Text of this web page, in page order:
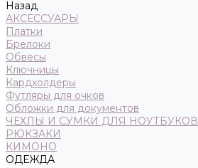
Назад
АКСЕССУАРЫ
Платки
Брелоки
Обвесы
Ключницы
Кардхолдеры
Футляры для очков
Обложки для документов
ЧЕХЛЫ И СУМКИ ДЛЯ НОУТБУКОВ
РЮКЗАКИ
КИМОНО
ОДЕЖДА